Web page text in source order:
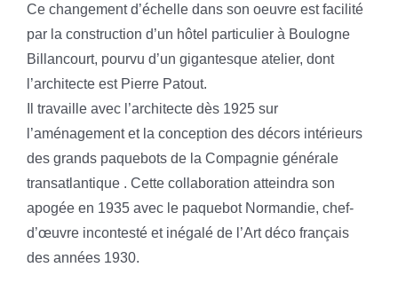
Ce changement d’échelle dans son oeuvre est facilité
par la construction d’un hôtel particulier à Boulogne
Billancourt, pourvu d’un gigantesque atelier, dont
l’architecte est Pierre Patout.
Il travaille avec l’architecte dès 1925 sur
l’aménagement et la conception des décors intérieurs
des grands paquebots de la Compagnie générale
transatlantique . Cette collaboration atteindra son
apogée en 1935 avec le paquebot Normandie, chef-
d’œuvre incontesté et inégalé de l’Art déco français
des années 1930.